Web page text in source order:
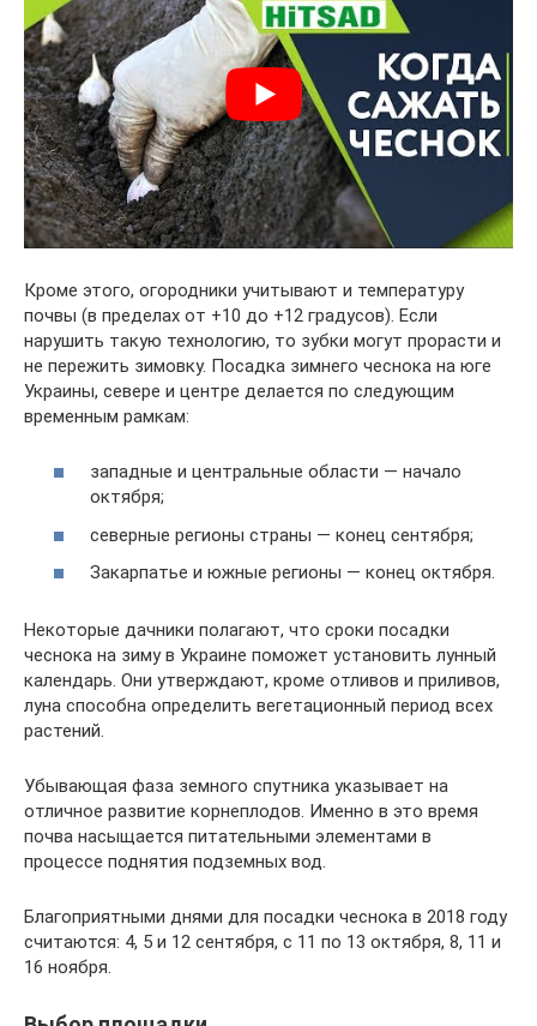
Кроме этого, огородники учитывают и температуру
почвы (в пределах от +10 до +12 градусов). Если
нарушить такую технологию, то зубки могут прорасти и
не пережить зимовку. Посадка зимнего чеснока на юге
Украины, севере и центре делается по следующим
временным рамкам:
западные и центральные области — начало
октября;
северные регионы страны — конец сентября;
Закарпатье и южные регионы — конец октября.
Некоторые дачники полагают, что сроки посадки
чеснока на зиму в Украине поможет установить лунный
календарь. Они утверждают, кроме отливов и приливов,
луна способна определить вегетационный период всех
растений.
Убывающая фаза земного спутника указывает на
отличное развитие корнеплодов. Именно в это время
почва насыщается питательными элементами в
процессе поднятия подземных вод.
Благоприятными днями для посадки чеснока в 2018 году
считаются: 4, 5 и 12 сентября, с 11 по 13 октября, 8, 11 и
16 ноября.